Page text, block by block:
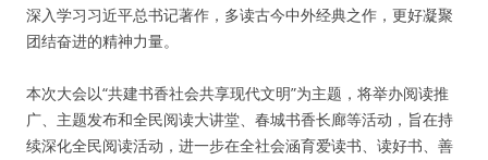
深入学习习近平总书记著作，多读古今中外经典之作，更好凝聚
团结奋进的精神力量。
本次大会以“共建书香社会共享现代文明”为主题，将举办阅读推
广、主题发布和全民阅读大讲堂、春城书香长廊等活动，旨在持
续深化全民阅读活动，进一步在全社会涵育爱读书、读好书、善